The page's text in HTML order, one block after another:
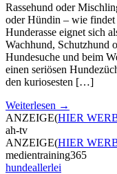
Rassehund oder
oder Hündin – wie findet
Hunderasse eignet sich
Wachhund, Schutzhund
Hundesuche und beim
einen seriösen
den kuriosesten […]
Weiterlesen →
ANZEIGE(HIER
ah-tv
ANZEIGE(HIER
medientraining365
hundeallerlei